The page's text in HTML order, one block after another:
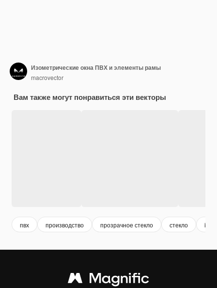
Изометрические окна ПВХ и элементы рамы
macrovector
Вам также могут понравиться эти векторы
пвх производство прозрачное стекло стекло